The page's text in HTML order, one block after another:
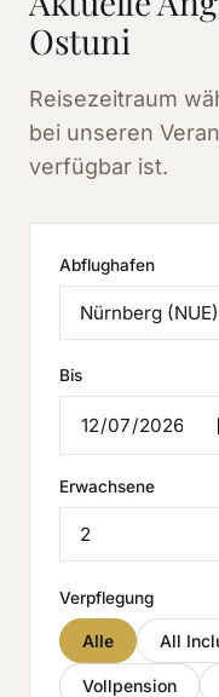
Ostuni
Reisezeitraum
bei unseren
verfügbar ist.
Abflughafen
Bis
Erwachsene
Verpflegung
Alle All
Vollpension